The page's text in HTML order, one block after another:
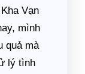
Vạn
mình
quả mà
lý tình